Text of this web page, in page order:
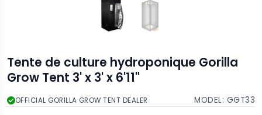
Tente de culture hydroponique Gorilla
Grow Tent 3' x 3' x 6'11"
OFFICIAL GORILLA GROW TENT DEALER MODEL: GGT33